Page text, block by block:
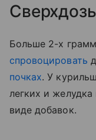
Больше 2-х
спровоцировать
почках. У
легких и
виде добавок.